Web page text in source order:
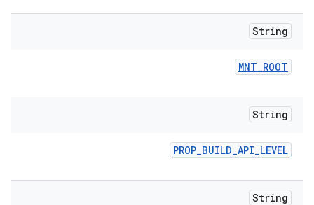
String
MNT_ROOT
String
PROP_BUILD_API_LEVEL
String